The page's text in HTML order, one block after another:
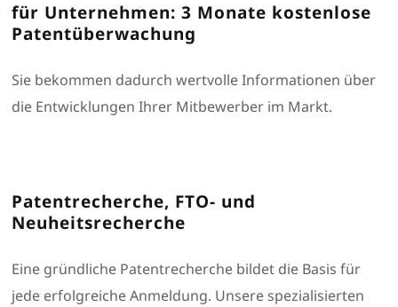
für Unternehmen: 3 Monate kostenlose
Patentüberwachung
Sie bekommen dadurch wertvolle Informationen über
die Entwicklungen Ihrer Mitbewerber im Markt.
Patentrecherche, FTO- und
Neuheitsrecherche
Eine gründliche Patentrecherche bildet die Basis für
jede erfolgreiche Anmeldung. Unsere spezialisierten